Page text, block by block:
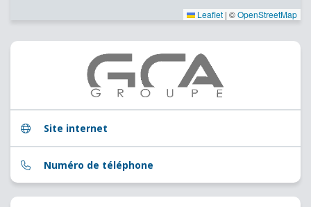
Leaflet | ©OpenStreetMap
Site internet
Numéro de téléphone